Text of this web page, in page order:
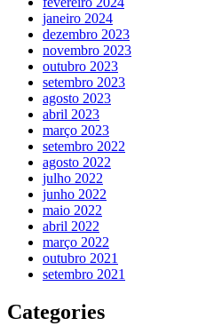
janeiro 2024
dezembro 2023
novembro 2023
outubro 2023
setembro 2023
agosto 2023
abril 2023
março 2023
setembro 2022
agosto 2022
julho 2022
junho 2022
maio 2022
abril 2022
março 2022
outubro 2021
setembro 2021
Categories